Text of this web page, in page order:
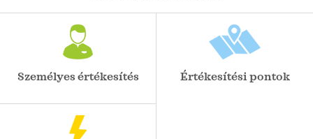
Személyes értékesítés Értékesítési pontok